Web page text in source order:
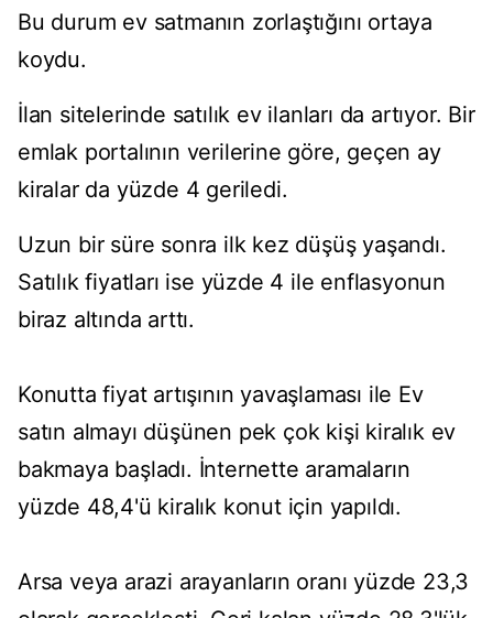
Bu durum ev satmanın zorlaştığını ortaya
koydu.
İlan sitelerinde satılık ev ilanları da artıyor. Bir
emlak portalının verilerine göre, geçen ay
kiralar da yüzde 4 geriledi.
Uzun bir süre sonra ilk kez düşüş yaşandı.
Satılık fiyatları ise yüzde 4 ile enflasyonun
biraz altında arttı.
Konutta fiyat artışının yavaşlaması ile Ev
satın almayı düşünen pek çok kişi kiralık ev
bakmaya başladı. İnternette aramaların
yüzde 48,4'ü kiralık konut için yapıldı.
Arsa veya arazi arayanların oranı yüzde 23,3